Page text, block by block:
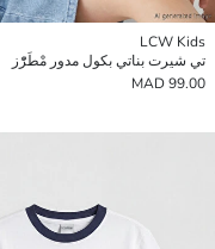
LCW Kids
تي شيرت بناتي بكول مدور مْطَرّْز
99.00 MAD